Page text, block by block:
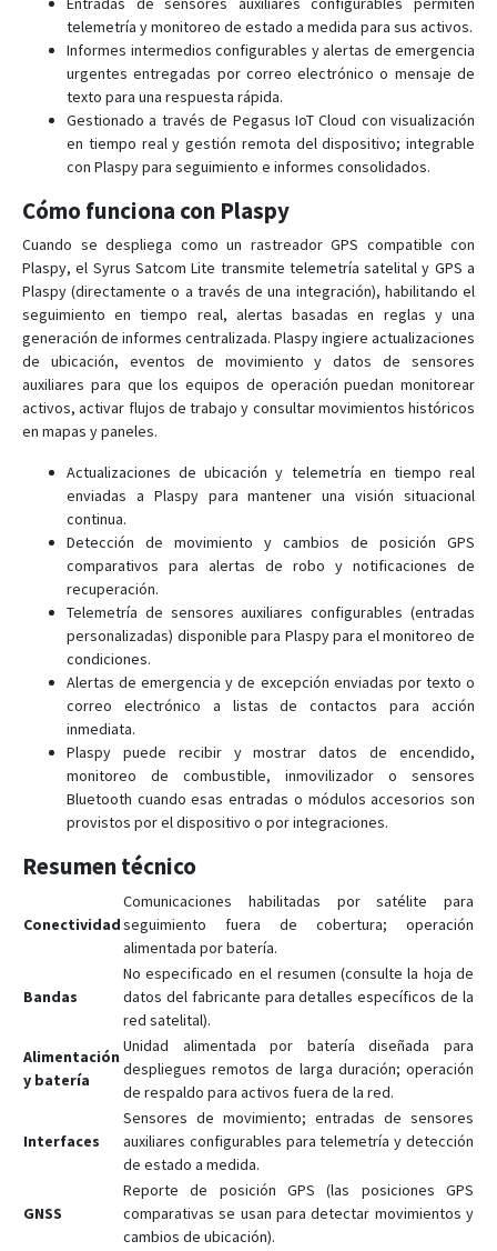
telemetría y monitoreo de estado a medida para sus activos.
Informes intermedios configurables y alertas de emergencia
urgentes entregadas por correo electrónico o mensaje de
texto para una respuesta rápida.
Gestionado a través de Pegasus IoT Cloud con visualización
en tiempo real y gestión remota del dispositivo; integrable
con Plaspy para seguimiento e informes consolidados.
Cómo funciona con Plaspy
Cuando se despliega como un rastreador GPS compatible con
Plaspy, el Syrus Satcom Lite transmite telemetría satelital y GPS a
Plaspy (directamente o a través de una integración), habilitando el
seguimiento en tiempo real, alertas basadas en reglas y una
generación de informes centralizada. Plaspy ingiere actualizaciones
de ubicación, eventos de movimiento y datos de sensores
auxiliares para que los equipos de operación puedan monitorear
activos, activar flujos de trabajo y consultar movimientos históricos
en mapas y paneles.
Actualizaciones de ubicación y telemetría en tiempo real
enviadas a Plaspy para mantener una visión situacional
continua.
Detección de movimiento y cambios de posición GPS
comparativos para alertas de robo y notificaciones de
recuperación.
Telemetría de sensores auxiliares configurables (entradas
personalizadas) disponible para Plaspy para el monitoreo de
condiciones.
Alertas de emergencia y de excepción enviadas por texto o
correo electrónico a listas de contactos para acción
inmediata.
Plaspy puede recibir y mostrar datos de encendido,
monitoreo de combustible, inmovilizador o sensores
Bluetooth cuando esas entradas o módulos accesorios son
provistos por el dispositivo o por integraciones.
Resumen técnico
Conectividad
Comunicaciones habilitadas por satélite para
seguimiento fuera de cobertura; operación
alimentada por batería.
Bandas
No especificado en el resumen (consulte la hoja de
datos del fabricante para detalles específicos de la
red satelital).
Alimentación
y batería
Unidad alimentada por batería diseñada para
despliegues remotos de larga duración; operación
de respaldo para activos fuera de la red.
Interfaces
Sensores de movimiento; entradas de sensores
auxiliares configurables para telemetría y detección
de estado a medida.
GNSS
Reporte de posición GPS (las posiciones GPS
comparativas se usan para detectar movimientos y
cambios de ubicación).